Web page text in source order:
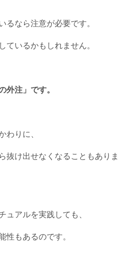
るなら注意が必要です。
ているかもしれません。
外注」です。
わりに、
抜け出せなくなることもありま
ュアルを実践しても、
性もあるのです。